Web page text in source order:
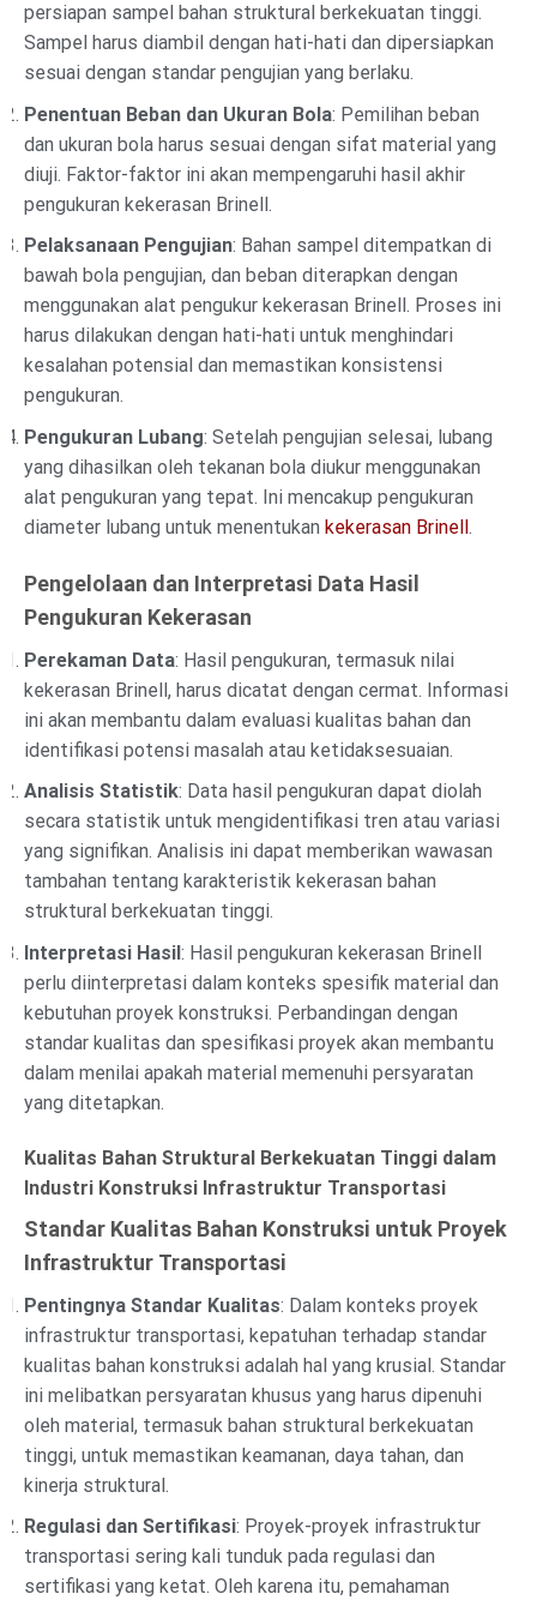
persiapan sampel bahan struktural berkekuatan tinggi.
Sampel harus diambil dengan hati-hati dan dipersiapkan
sesuai dengan standar pengujian yang berlaku.
Penentuan Beban dan Ukuran Bola: Pemilihan beban
dan ukuran bola harus sesuai dengan sifat material yang
diuji. Faktor-faktor ini akan mempengaruhi hasil akhir
pengukuran kekerasan Brinell.
Pelaksanaan Pengujian: Bahan sampel ditempatkan di
bawah bola pengujian, dan beban diterapkan dengan
menggunakan alat pengukur kekerasan Brinell. Proses ini
harus dilakukan dengan hati-hati untuk menghindari
kesalahan potensial dan memastikan konsistensi
pengukuran.
Pengukuran Lubang: Setelah pengujian selesai, lubang
yang dihasilkan oleh tekanan bola diukur menggunakan
alat pengukuran yang tepat. Ini mencakup pengukuran
diameter lubang untuk menentukan kekerasan Brinell.
Pengelolaan dan Interpretasi Data Hasil
Pengukuran Kekerasan
Perekaman Data: Hasil pengukuran, termasuk nilai
kekerasan Brinell, harus dicatat dengan cermat. Informasi
ini akan membantu dalam evaluasi kualitas bahan dan
identifikasi potensi masalah atau ketidaksesuaian.
Analisis Statistik: Data hasil pengukuran dapat diolah
secara statistik untuk mengidentifikasi tren atau variasi
yang signifikan. Analisis ini dapat memberikan wawasan
tambahan tentang karakteristik kekerasan bahan
struktural berkekuatan tinggi.
Interpretasi Hasil: Hasil pengukuran kekerasan Brinell
perlu diinterpretasi dalam konteks spesifik material dan
kebutuhan proyek konstruksi. Perbandingan dengan
standar kualitas dan spesifikasi proyek akan membantu
dalam menilai apakah material memenuhi persyaratan
yang ditetapkan.
Kualitas Bahan Struktural Berkekuatan Tinggi dalam
Industri Konstruksi Infrastruktur Transportasi
Standar Kualitas Bahan Konstruksi untuk Proyek
Infrastruktur Transportasi
Pentingnya Standar Kualitas: Dalam konteks proyek
infrastruktur transportasi, kepatuhan terhadap standar
kualitas bahan konstruksi adalah hal yang krusial. Standar
ini melibatkan persyaratan khusus yang harus dipenuhi
oleh material, termasuk bahan struktural berkekuatan
tinggi, untuk memastikan keamanan, daya tahan, dan
kinerja struktural.
Regulasi dan Sertifikasi: Proyek-proyek infrastruktur
transportasi sering kali tunduk pada regulasi dan
sertifikasi yang ketat. Oleh karena itu, pemahaman